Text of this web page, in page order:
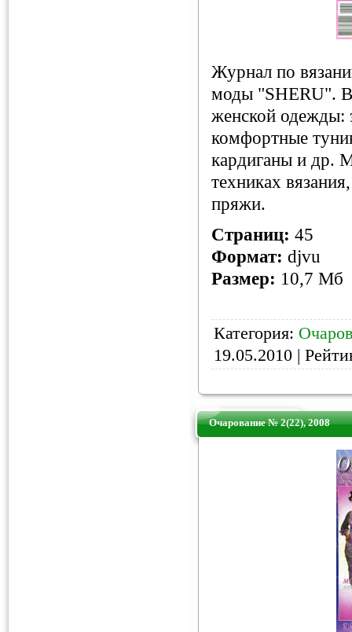
Журнал по
моды "SHERU". В
женской одежды:
комфортные
кардиганы и др.
техниках
пряжи.
Страниц: 45
Формат: djvu
Размер: 10,7 Мб
Категория:
19.05.2010 |
Очарование № 2(22), 2008